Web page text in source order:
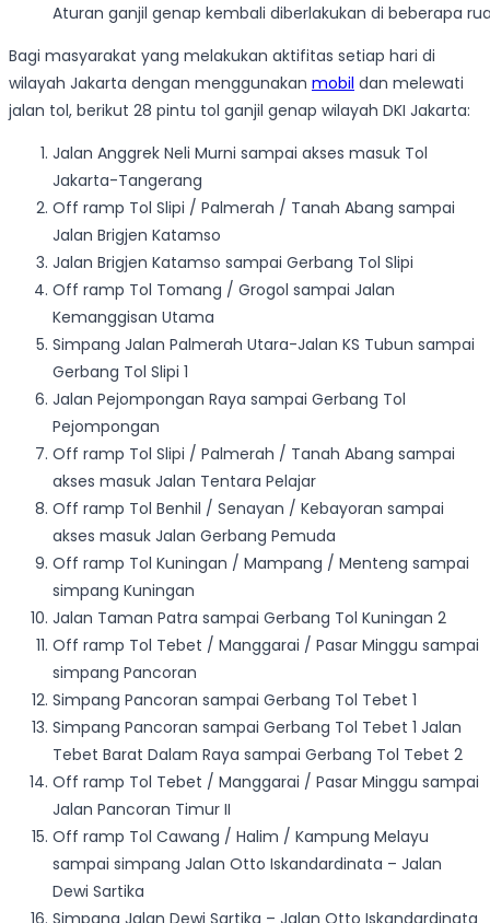
Aturan ganjil genap kembali diberlakukan di beberapa
Bagi masyarakat yang melakukan aktifitas setiap hari di
wilayah Jakarta dengan menggunakan mobil dan melewati
jalan tol, berikut 28 pintu tol ganjil genap wilayah DKI Jakarta:
Jalan Anggrek Neli Murni sampai akses masuk Tol
Jakarta-Tangerang
Off ramp Tol Slipi / Palmerah / Tanah Abang sampai
Jalan Brigjen Katamso
Jalan Brigjen Katamso sampai Gerbang Tol Slipi
Off ramp Tol Tomang / Grogol sampai Jalan
Kemanggisan Utama
Simpang Jalan Palmerah Utara-Jalan KS Tubun sampai
Gerbang Tol Slipi 1
Jalan Pejompongan Raya sampai Gerbang Tol
Pejompongan
Off ramp Tol Slipi / Palmerah / Tanah Abang sampai
akses masuk Jalan Tentara Pelajar
Off ramp Tol Benhil / Senayan / Kebayoran sampai
akses masuk Jalan Gerbang Pemuda
Off ramp Tol Kuningan / Mampang / Menteng sampai
simpang Kuningan
Jalan Taman Patra sampai Gerbang Tol Kuningan 2
Off ramp Tol Tebet / Manggarai / Pasar Minggu sampai
simpang Pancoran
Simpang Pancoran sampai Gerbang Tol Tebet 1
Simpang Pancoran sampai Gerbang Tol Tebet 1 Jalan
Tebet Barat Dalam Raya sampai Gerbang Tol Tebet 2
Off ramp Tol Tebet / Manggarai / Pasar Minggu sampai
Jalan Pancoran Timur II
Off ramp Tol Cawang / Halim / Kampung Melayu
sampai simpang Jalan Otto Iskandardinata – Jalan
Dewi Sartika